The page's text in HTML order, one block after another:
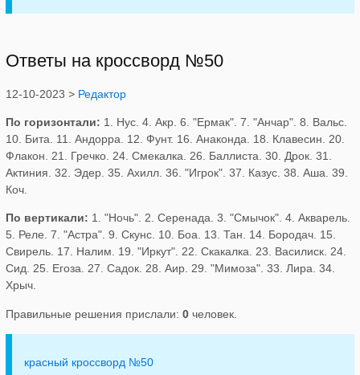
Ответы на кроссворд №50
12-10-2023 > Редактор
По горизонтали: 1. Нус. 4. Акр. 6. "Ермак". 7. "Анчар". 8. Вальс.
10. Бита. 11. Андорра. 12. Фунт. 16. Анаконда. 18. Клавесин. 20.
Флакон. 21. Гречко. 24. Смекалка. 26. Баллиста. 30. Дрок. 31.
Актиния. 32. Эдер. 35. Ахилл. 36. "Игрок". 37. Казус. 38. Аша. 39.
Коч.
По вертикали: 1. "Ночь". 2. Серенада. 3. "Смычок". 4. Акварель.
5. Реле. 7. "Астра". 9. Скунс. 10. Боа. 13. Тан. 14. Бородач. 15.
Свирель. 17. Налим. 19. "Иркут". 22. Скакалка. 23. Василиск. 24.
Сид. 25. Егоза. 27. Садок. 28. Аир. 29. "Мимоза". 33. Лира. 34.
Хрыч.
Правильные решения прислали:0 человек.
красный кроссворд №50